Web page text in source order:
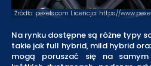
Źródło: pexels.com Licencja: https://
Na rynku dostępne są różne typy
takie jak full hybrid, mild hybrid
mogą poruszać się na